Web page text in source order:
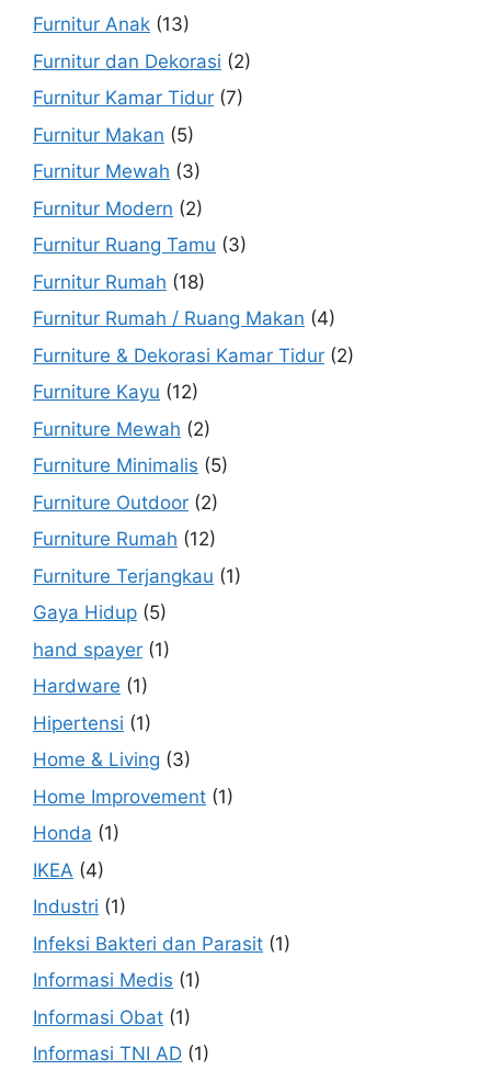
Furnitur Anak (13)
Furnitur dan Dekorasi (2)
Furnitur Kamar Tidur (7)
Furnitur Makan (5)
Furnitur Mewah (3)
Furnitur Modern (2)
Furnitur Ruang Tamu (3)
Furnitur Rumah (18)
Furnitur Rumah / Ruang Makan (4)
Furniture & Dekorasi Kamar Tidur (2)
Furniture Kayu (12)
Furniture Mewah (2)
Furniture Minimalis (5)
Furniture Outdoor (2)
Furniture Rumah (12)
Furniture Terjangkau (1)
Gaya Hidup (5)
hand spayer (1)
Hardware (1)
Hipertensi (1)
Home & Living (3)
Home Improvement (1)
Honda (1)
IKEA (4)
Industri (1)
Infeksi Bakteri dan Parasit (1)
Informasi Medis (1)
Informasi Obat (1)
Informasi TNI AD (1)